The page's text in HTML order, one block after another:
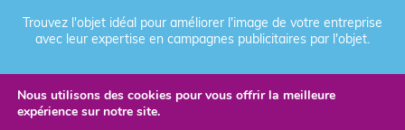
Trouvez l'objet idéal pour améliorer l'image de votre entreprise
avec leur expertise en campagnes publicitaires par l'objet.
Fièrement forgé par Les Vikings
Nous utilisons des cookies pour vous offrir la meilleure
expérience sur notre site.